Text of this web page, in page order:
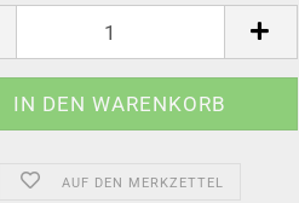
AUF DEN MERKZETTEL